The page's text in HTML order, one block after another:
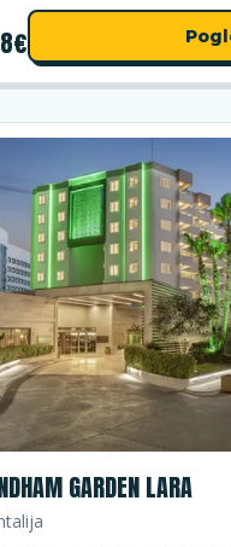
€
GARDEN LARA